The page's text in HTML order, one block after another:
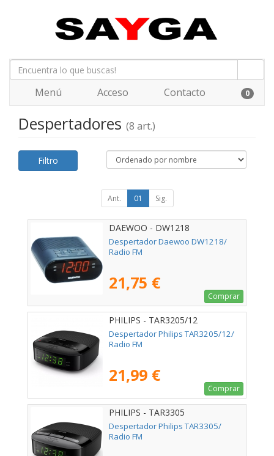
Menú Acceso Contacto 0
Despertadores (8 art.)
Filtro
Ant. 01 Sig.
DAEWOO - DW1218
Despertador Daewoo DW1218/
Radio FM
21,75 €
Comprar
PHILIPS - TAR3205/12
Despertador Philips TAR3205/12/
Radio FM
21,99 €
Comprar
PHILIPS - TAR3305
Despertador Philips TAR3305/
Radio FM